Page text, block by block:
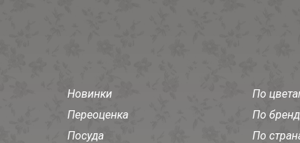
Новинки
Переоценка
Посуда
По
По
По